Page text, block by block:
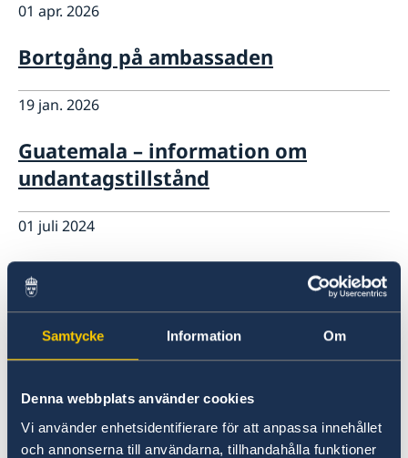
Samtycke Information Om
Denna webbplats använder cookies
Vi använder enhetsidentifierare för att anpassa innehållet
och annonserna till användarna, tillhandahålla funktioner
Svenska företag i Centralamerika
01 apr. 2026
Bortgång på ambassaden
19 jan. 2026
Guatemala – information om
undantagstillstånd
01 juli 2024
Nu öppnar vi nytt konsulat i
Panamá!
24 okt. 2023
Viktigt om migrationsärenden
08 aug. 2023